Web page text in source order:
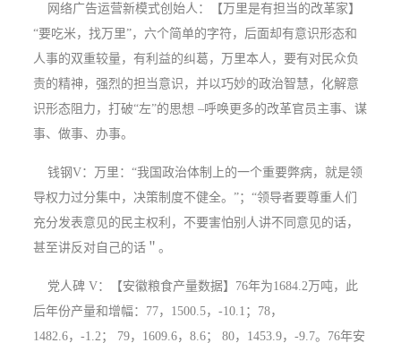
网络广告运营新模式创始人：【万里是有担当的改革家】
“要吃米，找万里”，六个简单的字符，后面却有意识形态和
人事的双重较量，有利益的纠葛，万里本人，要有对民众负
责的精神，强烈的担当意识，并以巧妙的政治智慧，化解意
识形态阻力，打破“左”的思想 –呼唤更多的改革官员主事、谋
事、做事、办事。
钱钢V：万里：“我国政治体制上的一个重要弊病，就是领
导权力过分集中，决策制度不健全。”；“领导者要尊重人们
充分发表意见的民主权利，不要害怕别人讲不同意见的话，
甚至讲反对自己的话＂。
党人碑 V：【安徽粮食产量数据】76年为1684.2万吨，此
后年份产量和增幅：77，1500.5，-10.1；78，
1482.6，-1.2； 79，1609.6，8.6； 80，1453.9，-9.7。76年安